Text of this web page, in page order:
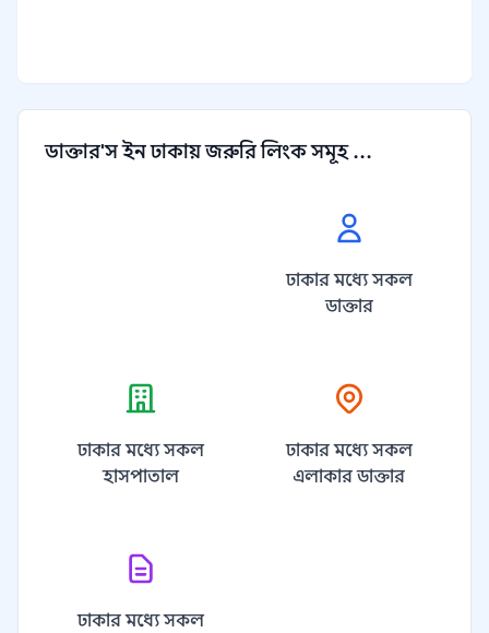
ডাক্তার'স ইন ঢাকায় জরুরি লিংক সমূহ ...
ঢাকার মধ্যে সকল
ডাক্তার
ঢাকার মধ্যে সকল
হাসপাতাল
ঢাকার মধ্যে সকল
এলাকার ডাক্তার
ঢাকার মধ্যে সকল